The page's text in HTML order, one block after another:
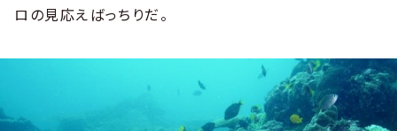
ロの見応えばっちりだ。